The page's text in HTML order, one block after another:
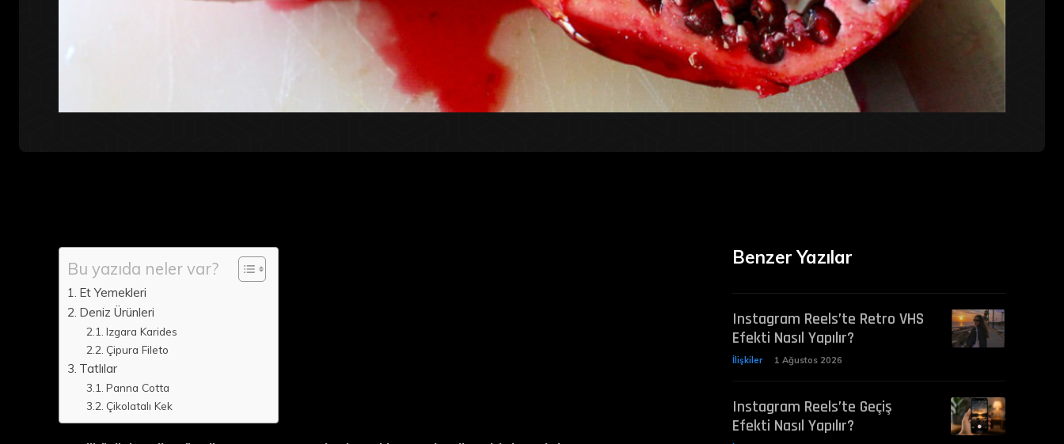
Bu yazıda neler var?
Et Yemekleri
Deniz Ürünleri
Izgara Karides
Çipura Fileto
Tatlılar
Panna Cotta
Çikolatalı Kek
Benzer Yazılar
Instagram Reels’te Retro VHS
Efekti Nasıl Yapılır?
İlişkiler 1 Ağustos 2026
Instagram Reels’te Geçiş
Efekti Nasıl Yapılır?